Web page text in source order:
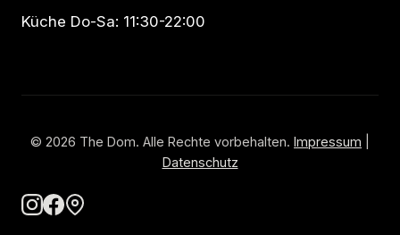
Küche Do-Sa: 11:30-22:00
© 2026 The Dom. Alle Rechte vorbehalten. Impressum
Datenschutz